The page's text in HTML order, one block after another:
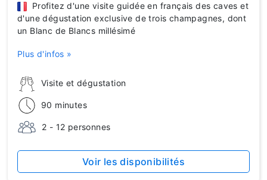
Visite et dégustation
90 minutes
2 - 12 personnes
Profitez d'une visite guidée en français des caves et
d'une dégustation exclusive de trois champagnes, dont
un Blanc de Blancs millésimé
Plus d'infos »
Voir les disponibilités